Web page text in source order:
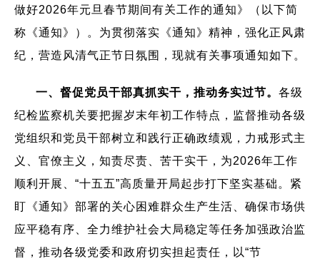
做好2026年元旦春节期间有关工作的通知》（以下简
称《通知》）。为贯彻落实《通知》精神，强化正风肃
纪，营造风清气正节日氛围，现就有关事项通知如下。
一、督促党员干部真抓实干，推动务实过节。 各级
纪检监察机关要把握岁末年初工作特点，监督推动各级
党组织和党员干部树立和践行正确政绩观，力戒形式主
义、官僚主义，知责尽责、苦干实干，为2026年工作
顺利开展、“十五五”高质量开局起步打下坚实基础。紧
盯《通知》部署的关心困难群众生产生活、确保市场供
应平稳有序、全力维护社会大局稳定等任务加强政治监
督，推动各级党委和政府切实担起责任，以“节